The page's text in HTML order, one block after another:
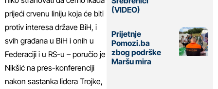
prijeći crvenu liniju koja će biti
protiv interesa države BiH, i
svih građana u BiH i onih u
Federaciji i u RS-u – poručio je
Nikšić na pres-konferenciji
nakon sastanka lidera Trojke,
(VIDEO)
Prijetnje
Pomozi.ba
zbog podrške
Maršu mira